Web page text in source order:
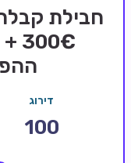
בלאקג'ק אונליין
בונוסים בקזינו אונליין
דירוג
100